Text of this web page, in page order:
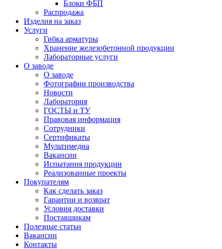
Блоки ФБП
Распродажа
Изделия на заказ
Услуги
Гибка арматуры
Хранение железобетонной продукции
Лабораторные услуги
О заводе
О заводе
Фотографии производства
Новости
Лаборатория
ГОСТЫ и ТУ
Правовая информация
Сотрудники
Сертификаты
Мультимедиа
Вакансии
Испытания продукции
Реализованные проекты
Покупателям
Как сделать заказ
Гарантии и возврат
Условия доставки
Поставщикам
Полезные статьи
Вакансии
Контакты